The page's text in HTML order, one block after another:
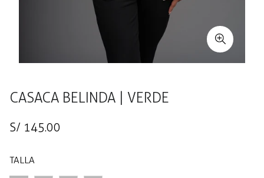
CASACA BELINDA | VERDE
Precio
S/ 145.00
TALLA